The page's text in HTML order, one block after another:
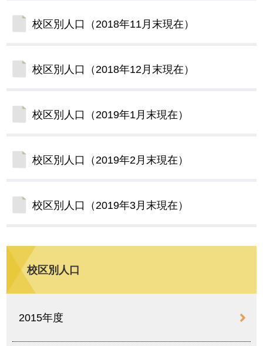
校区別人口（2018年11月末現在）
校区別人口（2018年12月末現在）
校区別人口（2019年1月末現在）
校区別人口（2019年2月末現在）
校区別人口（2019年3月末現在）
校区別人口
2015年度